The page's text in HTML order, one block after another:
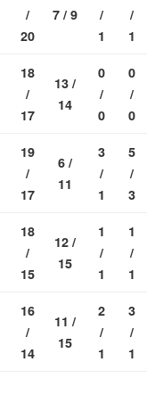
/
20
7 / 9
/
1
/
1
18
/
17
13 /
14
0
/
0
0
/
0
19
/
17
6 /
11
3
/
1
5
/
3
18
/
15
12 /
15
1
/
1
1
/
1
16
/
14
11 /
15
2
/
1
3
/
1